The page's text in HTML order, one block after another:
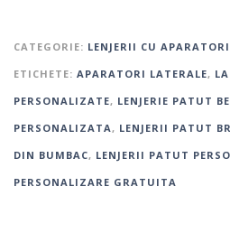
CATEGORIE: LENJERII CU
ETICHETE: APARATORI LATERALE,
PERSONALIZATE, LENJERIE PATUT
PERSONALIZATA, LENJERII PATUT
DIN BUMBAC, LENJERII PATUT
PERSONALIZARE GRATUITA